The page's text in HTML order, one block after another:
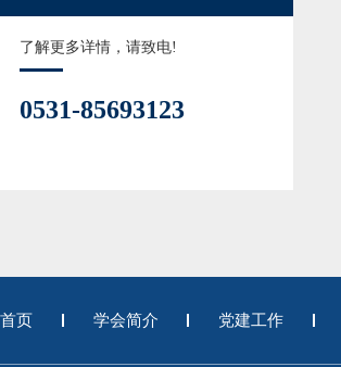
了解更多详情，请致电!
0531-85693123
首页 学会简介 党建工作